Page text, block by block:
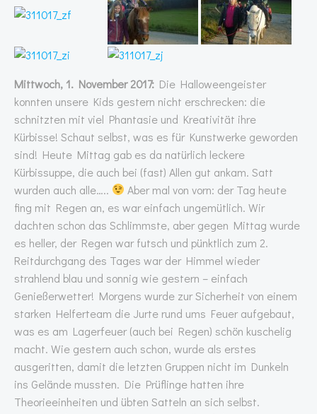
Mittwoch, 1. November 2017: Die Halloweengeister
konnten unsere Kids gestern nicht erschrecken: die
schnitzten mit viel Phantasie und Kreativität ihre
Kürbisse! Schaut selbst, was es für Kunstwerke geworden
sind! Heute Mittag gab es da natürlich leckere
Kürbissuppe, die auch bei (fast) Allen gut ankam. Satt
wurden auch alle…..
Aber mal von vorn: der Tag heute
fing mit Regen an, es war einfach ungemütlich. Wir
dachten schon das Schlimmste, aber gegen Mittag wurde
es heller, der Regen war futsch und pünktlich zum 2.
Reitdurchgang des Tages war der Himmel wieder
strahlend blau und sonnig wie gestern – einfach
Genießerwetter! Morgens wurde zur Sicherheit von einem
starken Helferteam die Jurte rund ums Feuer aufgebaut,
was es am Lagerfeuer (auch bei Regen) schön kuschelig
macht. Wie gestern auch schon, wurde als erstes
ausgeritten, damit die letzten Gruppen nicht im Dunkeln
ins Gelände mussten. Die Prüflinge hatten ihre
Theorieeinheiten und übten Satteln an sich selbst.